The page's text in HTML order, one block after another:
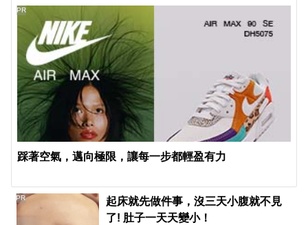
踩著空氣，邁向極限，讓每一步都輕盈有力
PR
起床就先做件事，沒三天小腹就不見
了! 肚子一天天變小！
PR